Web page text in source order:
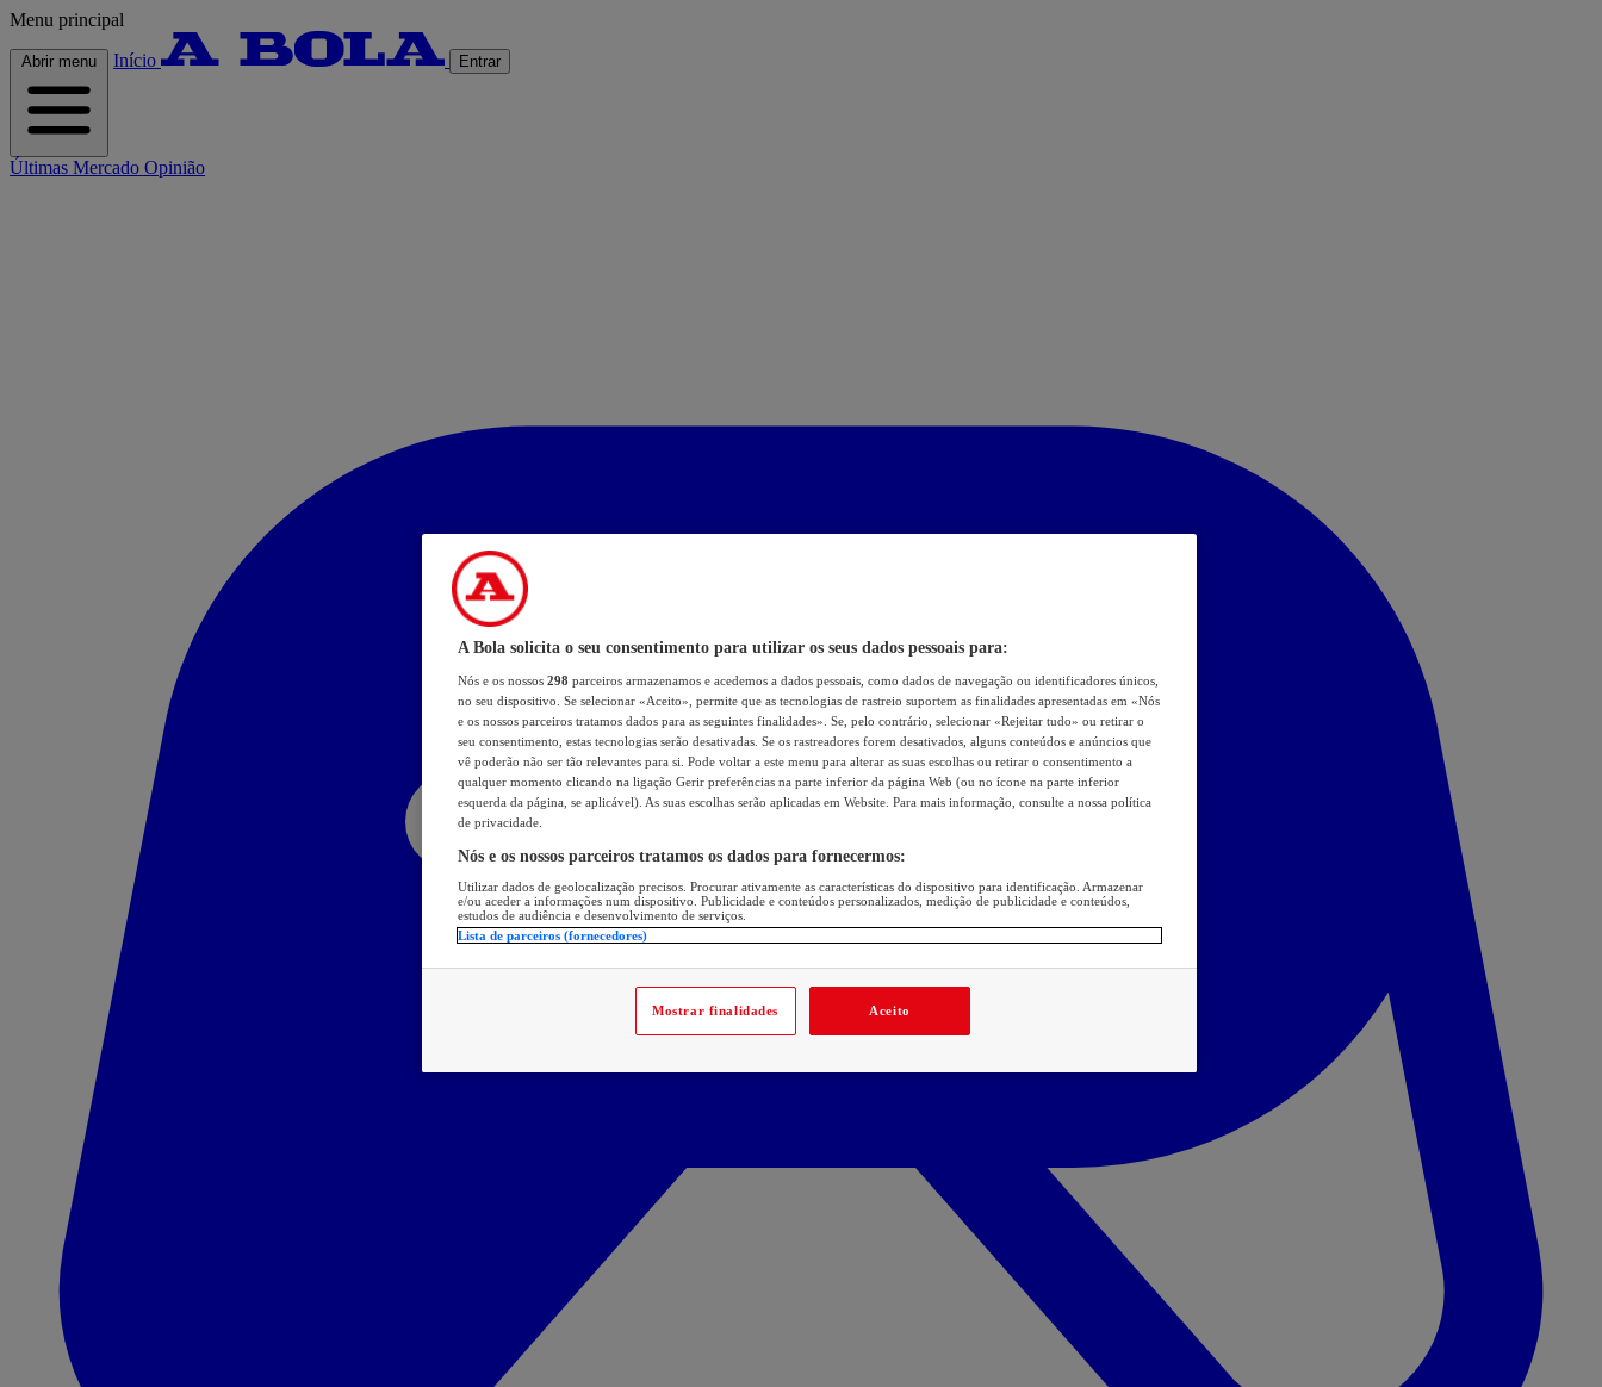
Menu principal
Abrir menu Início Entrar
Últimas Mercado Opinião
A Bola solicita o seu consentimento para utilizar os seus dados pessoais para:
Nós e os nossos 298 parceiros armazenamos e acedemos a dados pessoais, como dados de navegação ou identificadores únicos,
no seu dispositivo. Se selecionar «Aceito», permite que as tecnologias de rastreio suportem as finalidades apresentadas em «Nós
e os nossos parceiros tratamos dados para as seguintes finalidades». Se, pelo contrário, selecionar «Rejeitar tudo» ou retirar o
seu consentimento, estas tecnologias serão desativadas. Se os rastreadores forem desativados, alguns conteúdos e anúncios que
vê poderão não ser tão relevantes para si. Pode voltar a este menu para alterar as suas escolhas ou retirar o consentimento a
qualquer momento clicando na ligação Gerir preferências na parte inferior da página Web (ou no ícone na parte inferior
esquerda da página, se aplicável). As suas escolhas serão aplicadas em Website. Para mais informação, consulte a nossa política
de privacidade.
Nós e os nossos parceiros tratamos os dados para fornecermos:
Utilizar dados de geolocalização precisos. Procurar ativamente as características do dispositivo para identificação. Armazenar
e/ou aceder a informações num dispositivo. Publicidade e conteúdos personalizados, medição de publicidade e conteúdos,
estudos de audiência e desenvolvimento de serviços.
Lista de parceiros (fornecedores)
Mostrar finalidades Aceito